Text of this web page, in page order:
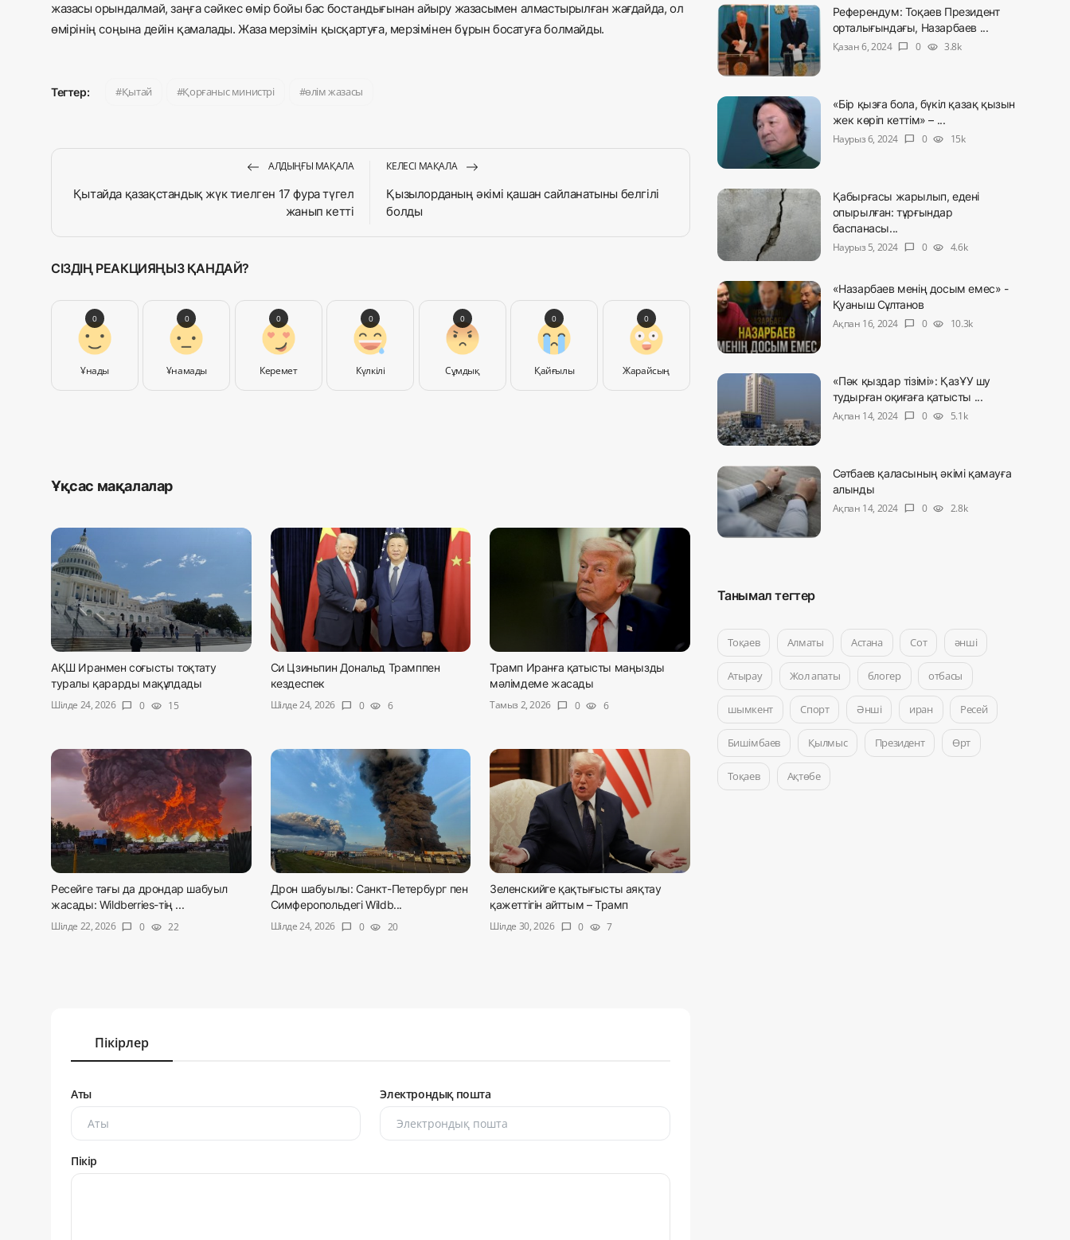
жазасы орындалмай, заңға сәйкес өмір бойы бас бостандығынан айыру жазасымен алмастырылған жағдайда, ол
өмірінің соңына дейін қамалады. Жаза мерзімін қысқартуға, мерзімінен бұрын босатуға болмайды.
Тегтер: Қытай Қорғаныс министрі өлім жазасы
АЛДЫҢҒЫ МАҚАЛА
Қытайда қазақстандық жүк тиелген 17 фура түгел
жанып кетті
КЕЛЕСІ МАҚАЛА
Қызылорданың әкімі қашан сайланатыны белгілі
болды
СІЗДІҢ РЕАКЦИЯҢЫЗ ҚАНДАЙ?
Ұнады
0
Ұнамады
0
Керемет
0
Күлкілі
0
Сұмдық
0
Қайғылы
0
Жарайсың
0
Ұқсас мақалалар
АҚШ Иранмен соғысты тоқтату
туралы қарарды мақұлдады
Шілде 24, 2026 chat_bubble 0 visibility 15
Си Цзиньпин Дональд Трамппен
кездеспек
Шілде 24, 2026
chat_bubble 0 visibility 6
Трамп Иранға қатысты маңызды
мәлімдеме жасады
Тамыз 2, 2026
chat_bubble 0 visibility 6
Ресейге тағы да дрондар шабуыл
жасады: Wildberries-тің ...
Шілде 22, 2026 chat_bubble 0 visibility 22
Дрон шабуылы: Санкт-Петербург пен
Симферопольдегі Wildb...
Шілде 24, 2026 chat_bubble 0 visibility 20
Зеленскийге қақтығысты аяқтау
қажеттігін айттым – Трамп
Шілде 30, 2026 chat_bubble 0 visibility 7
Пікірлер
Аты Электрондық пошта
Пікір
Референдум: Тоқаев Президент
орталығындағы, Назарбаев ...
Қазан 6, 2024 chat_bubble 0 visibility 3.8k
«Бір қызға бола, бүкіл қазақ қызын
жек көріп кеттім» – ...
Наурыз 6, 2024
chat_bubble 0 visibility 15k
Қабырғасы жарылып, едені
опырылған: тұрғындар
баспанасы...
Наурыз 5, 2024
chat_bubble 0 visibility 4.6k
«Назарбаев менің досым емес» -
Қуаныш Сұлтанов
Ақпан 16, 2024
chat_bubble 0 visibility 10.3k
«Пәк қыздар тізімі»: ҚазҰУ шу
тудырған оқиғаға қатысты ...
Ақпан 14, 2024
chat_bubble 0 visibility 5.1k
Сәтбаев қаласының әкімі қамауға
алынды
Ақпан 14, 2024
chat_bubble 0 visibility 2.8k
Танымал тегтер
Тоқаев Алматы Астана Сот әнші
Атырау Жол апаты блогер отбасы
шымкент Спорт Әнші иран Ресей
Бишімбаев Қылмыс Президент Өрт
Тоқаев Ақтөбе